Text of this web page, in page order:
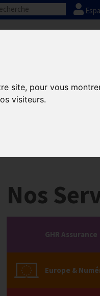
site, pour vous
visiteurs.
Nos
GHR Assurance
Europe &